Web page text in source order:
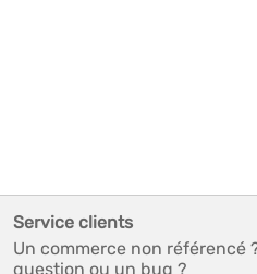
Service clients
Un commerce non référencé
question ou un bug ?